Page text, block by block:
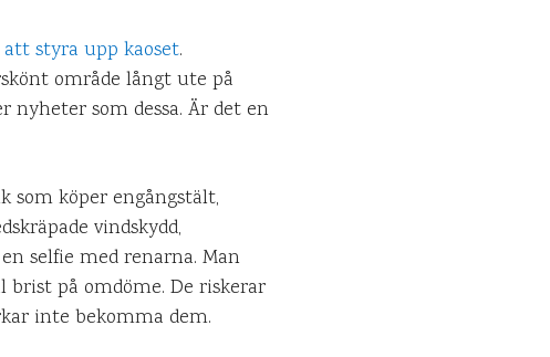
styra upp kaoset.
område långt ute på
nyheter som dessa. Är det en
som köper engångstält,
vindskydd,
selfie med renarna. Man
på omdöme. De riskerar
inte bekomma dem.